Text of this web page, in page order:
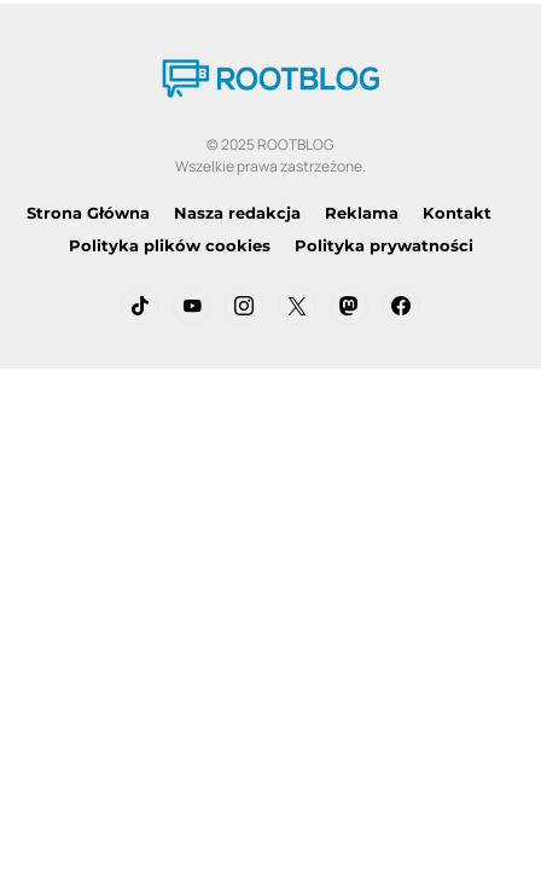
© 2025 ROOTBLOG
Wszelkie prawa zastrzeżone.
Strona Główna Nasza redakcja Reklama
Kontakt
Polityka plików cookies
Polityka prywatności